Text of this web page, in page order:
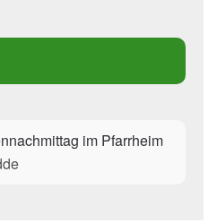
im Pfarrheim